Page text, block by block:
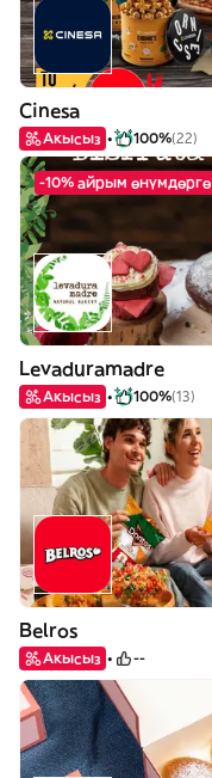
Cinesa
Акысыз 100%(22)
-10% айрым өнүмдөргө
Levaduramadre
Акысыз 100%(13)
Belros
Акысыз --